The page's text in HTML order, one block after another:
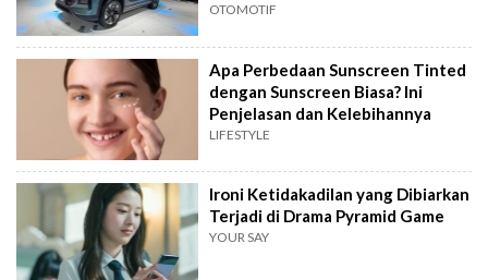
OTOMOTIF
Apa Perbedaan Sunscreen Tinted
dengan Sunscreen Biasa? Ini
Penjelasan dan Kelebihannya
LIFESTYLE
Ironi Ketidakadilan yang Dibiarkan
Terjadi di Drama Pyramid Game
YOUR SAY